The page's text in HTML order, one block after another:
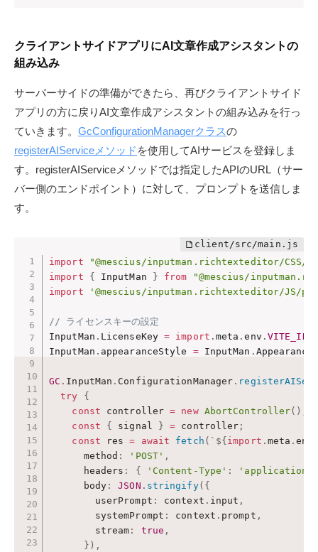
クライアントサイドアプリにAI文章作成アシスタントの
組み込み
サーバーサイドの準備ができたら、再びクライアントサイド
アプリの方に戻りAI文章作成アシスタントの組み込みを行っ
ていきます。 GcConfigurationManagerクラスの
registerAIServiceメソッド を使用してAIサービスを登録しま
す。registerAIServiceメソッドでは指定したAPIのURL（サー
バー側のエンドポイント）に対して、プロンプトを送信しま
す。
import
"@mescius/inputman.richtexteditor/
import
{ InputMan } from
"@mescius/
import
'@mescius/inputman.richtexteditor/
// ライセンスキーの設定
InputMan . LicenseKey = import . meta .env .
InputMan . appearanceStyle = InputMan .
GC . InputMan . ConfigurationManager .
try
{
const controller = new AbortController( )
const
{ signal } = controller ;
const res = await fetch ( ` ${ import . meta .env
      method
: 'POST' ,
      headers
: { 'Content-Type' :
'application/
      body
: JSON . stringify( {
        userPrompt
: context . input ,
        systemPrompt
: context . prompt ,
        stream
: true ,
} ) ,